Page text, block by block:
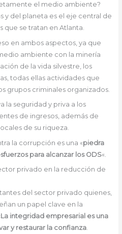
el medio ambiente?
y del planeta es el eje central de
que se tratan en Atlanta.
en ambos aspectos, ya que
ambiente con la minería
de la vida silvestre, los
todas ellas actividades que
grupos criminales organizados.
la seguridad y priva a los
de ingresos, además de
de su riqueza.
la corrupción es una «piedra
para alcanzar los ODS«.
privado en la reducción de
del sector privado quienes,
un papel clave en la
La integridad empresarial es una
y restaurar la confianza.